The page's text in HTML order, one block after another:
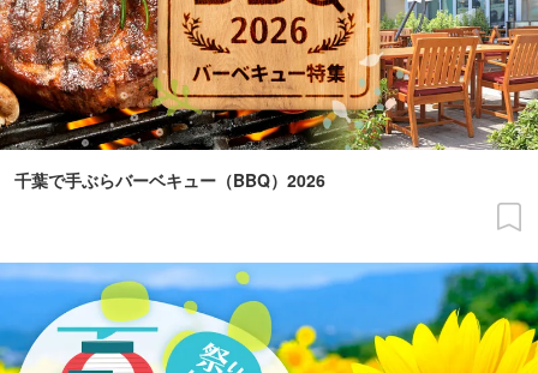
千葉で手ぶらバーベキュー（BBQ）2026